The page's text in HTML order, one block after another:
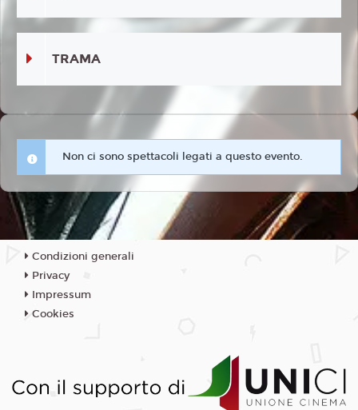
TRAMA
Non ci sono spettacoli legati a questo evento.
Condizioni generali
Privacy
Impressum
Cookies